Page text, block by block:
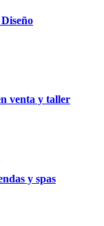
venta y taller
y spas